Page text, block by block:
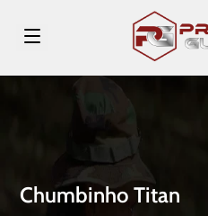
Chumbinho Titan